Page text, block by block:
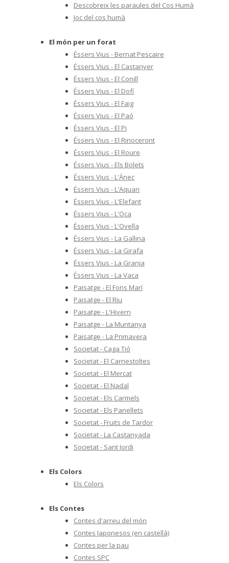
Descobreix les paraules del Cos Humà
Joc del cos humà
El món per un forat
Éssers Vius - Bernat Pescaire
Éssers Vius - El Castanyer
Éssers Vius - El Conill
Éssers Vius - El Dofí
Éssers Vius - El Faig
Éssers Vius - El Paó
Éssers Vius - El Pi
Éssers Vius - El Rinoceront
Éssers Vius - El Roure
Éssers Vius - Els Bolets
Éssers Vius - L'Ànec
Éssers Vius - L'Aquari
Éssers Vius - L'Elefant
Éssers Vius - L'Oca
Éssers Vius - L'Ovella
Éssers Vius - La Gallina
Éssers Vius - La Girafa
Éssers Vius - La Granja
Éssers Vius - La Vaca
Paisatge - El Fons Marí
Paisatge - El Riu
Paisatge - L'Hivern
Paisatge - La Muntanya
Paisatge - La Primavera
Societat - Caga Tió
Societat - El Carnestoltes
Societat - El Mercat
Societat - El Nadal
Societat - Els Carmels
Societat - Els Panellets
Societat - Fruits de Tardor
Societat - La Castanyada
Societat - Sant Jordi
Els Colors
Els Colors
Els Contes
Contes d'arreu del món
Contes Japonesos (en castellà)
Contes per la pau
Contes SPC